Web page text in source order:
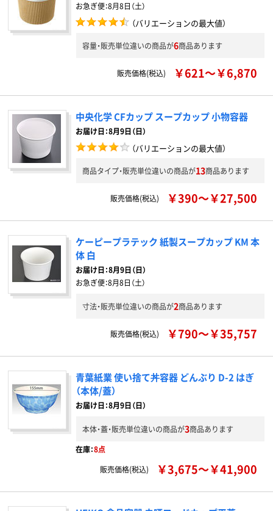
お急ぎ便：8月8日（土）
（バリエーションの最大値）
容量・販売単位違いの商品が6商品あります
販売価格(税込) ￥621～￥6,870
中央化学 CFカップ スープカップ 小物容器
お届け日：8月9日（日）
（バリエーションの最大値）
商品タイプ・販売単位違いの商品が13商品あります
販売価格(税込) ￥390～￥27,500
ケーピープラテック 紙製スープカップ KM 本
体 白
お届け日：8月9日（日）
お急ぎ便：8月8日（土）
寸法・販売単位違いの商品が2商品あります
販売価格(税込) ￥790～￥35,757
青葉紙業 使い捨て丼容器 どんぶり D-2 はぎ
（本体/蓋）
お届け日：8月9日（日）
本体・蓋・販売単位違いの商品が3商品あります
在庫：8点
販売価格(税込)
￥3,675～￥41,900